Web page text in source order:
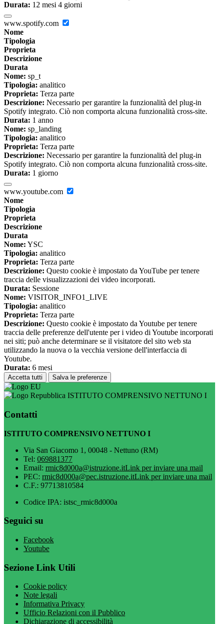
Durata: 12 mesi 4 giorni
www.spotify.com
Nome
Tipologia
Proprieta
Descrizione
Durata
Nome: sp_t
Tipologia: analitico
Proprieta: Terza parte
Descrizione: Necessario per garantire la funzionalità del plug-in
Spotify integrato. Ciò non comporta alcuna funzionalità cross-site.
Durata: 1 anno
Nome: sp_landing
Tipologia: analitico
Proprieta: Terza parte
Descrizione: Necessario per garantire la funzionalità del plug-in
Spotify integrato. Ciò non comporta alcuna funzionalità cross-site.
Durata: 1 giorno
www.youtube.com
Nome
Tipologia
Proprieta
Descrizione
Durata
Nome: YSC
Tipologia: analitico
Proprieta: Terza parte
Descrizione: Questo cookie è impostato da YouTube per tenere
traccia delle visualizzazioni dei video incorporati.
Durata: Sessione
Nome: VISITOR_INFO1_LIVE
Tipologia: analitico
Proprieta: Terza parte
Descrizione: Questo cookie è impostato da Youtube per tenere
traccia delle preferenze dell'utente per i video di Youtube incorporati
nei siti; può anche determinare se il visitatore del sito web sta
utilizzando la nuova o la vecchia versione dell'interfaccia di
Youtube.
Durata: 6 mesi
Accetta tutti Salva le preferenze
ISTITUTO COMPRENSIVO NETTUNO I
Contatti
ISTITUTO COMPRENSIVO NETTUNO I
Via San Giacomo 1, 00048 - Nettuno (RM)
Tel: 069881377
Email: rmic8d000a@istruzione.itLink per inviare una mail
PEC: rmic8d000a@pec.istruzione.itLink per inviare una mail
C.F.: 97713810584
Codice IPA: istsc_rmic8d000a
Seguici su
Facebook
Youtube
Sezione Link Utili
Cookie policy
Note legali
Informativa Privacy
Ufficio Relazioni con il Pubblico
Dichiarazione di accessibilità